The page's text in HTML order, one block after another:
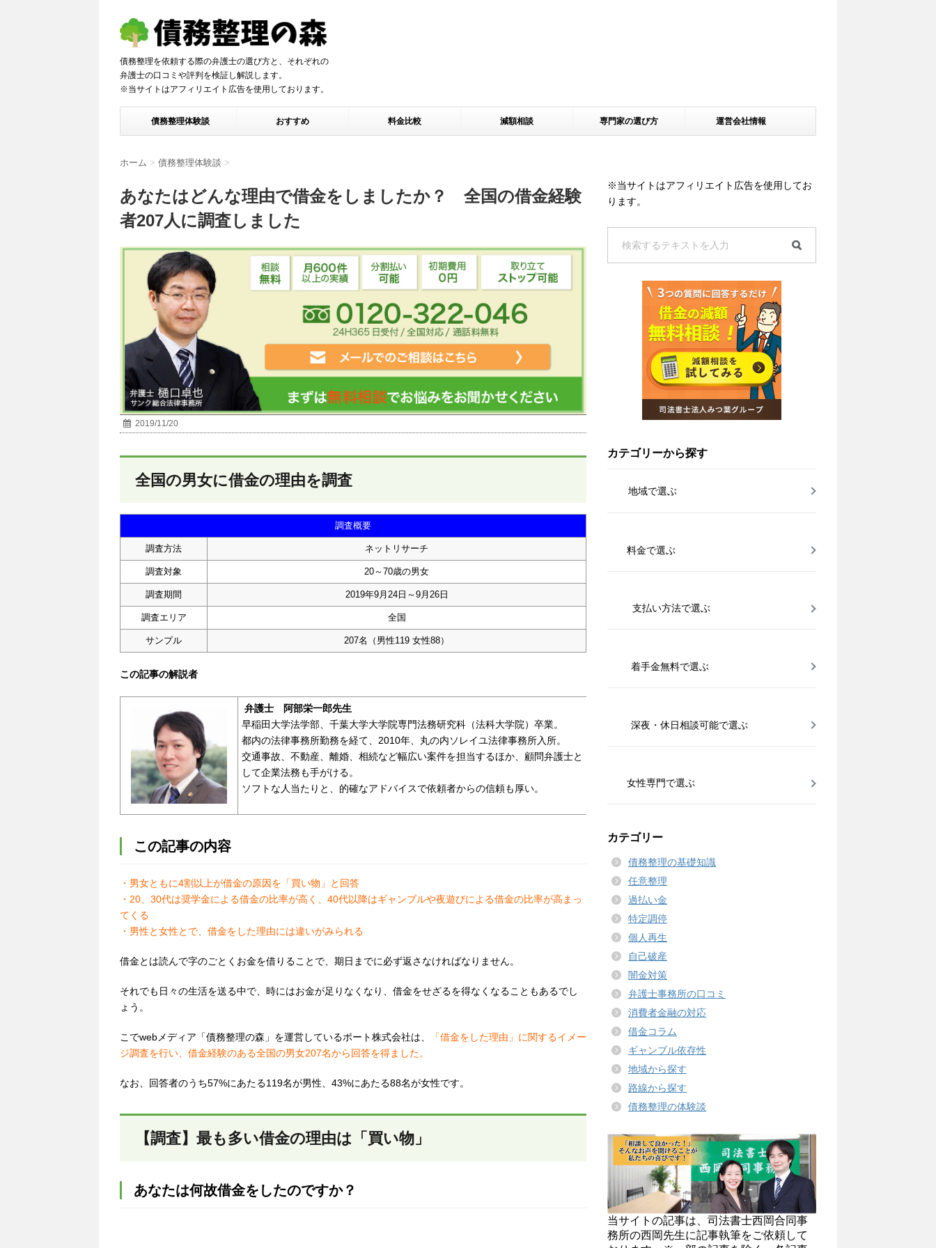
債務整理を依頼する際の弁護士の選び方と、それぞれの
弁護士の口コミや評判を検証し解説します。
※当サイトはアフィリエイト広告を使用しております。
債務整理体験談 おすすめ 料金比較 減額相談 専門家の選び方 運営会社情報
ホーム > 債務整理体験談 >
あなたはどんな理由で借金をしましたか？ 全国の借金経験
者207人に調査しました
2019/11/20
全国の男女に借金の理由を調査
調査概要
調査方法 ネットリサーチ
調査対象 20～70歳の男女
調査期間 2019年9月24日～9月26日
調査エリア 全国
サンプル 207名（男性119 女性88）
この記事の解説者
弁護士
阿部栄一郎先生
早稲田大学法学部、千葉大学大学院専門法務研究科（法科大学院）卒業。
都内の法律事務所勤務を経て、2010年、丸の内ソレイユ法律事務所入所。
交通事故、不動産、離婚、相続など幅広い案件を担当するほか、顧問弁護士と
して企業法務も手がける。
ソフトな人当たりと、的確なアドバイスで依頼者からの信頼も厚い。
この記事の内容
・男女ともに4割以上が借金の原因を「買い物」と回答
・20、30代は奨学金による借金の比率が高く、40代以降はギャンブルや夜遊びによる借金の比率が高まっ
てくる
・男性と女性とで、借金をした理由には違いがみられる
借金とは読んで字のごとくお金を借りることで、期日までに必ず返さなければなりません。
それでも日々の生活を送る中で、時にはお金が足りなくなり、借金をせざるを得なくなることもあるでし
ょう。
こでwebメディア「債務整理の森」を運営しているポート株式会社は、
「借金をした理由」に関するイメー
ジ調査を行い、借金経験のある全国の男女207名から回答を得ました。
なお、回答者のうち57%にあたる119名が男性、43%にあたる88名が女性です。
【調査】最も多い借金の理由は「買い物」
あなたは何故借金をしたのですか？
※当サイトはアフィリエイト広告を使用してお
ります。
カテゴリーから探す
地域で選ぶ
料金で選ぶ
支払い方法で選ぶ
着手金無料で選ぶ
深夜・休日相談可能で選ぶ
女性専門で選ぶ
カテゴリー
債務整理の基礎知識
任意整理
過払い金
特定調停
個人再生
自己破産
闇金対策
弁護士事務所の口コミ
消費者金融の対応
借金コラム
ギャンブル依存性
地域から探す
路線から探す
債務整理の体験談
当サイトの記事は、司法書士西岡合同事
務所の西岡先生に記事執筆をご依頼して